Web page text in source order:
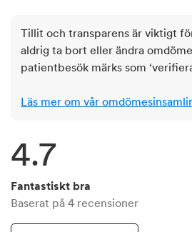
Tillit och transparens är viktigt
aldrig ta bort eller ändra
patientbesök märks som
Läs mer om vår
4.7
Fantastiskt bra
Baserat på 4 recensioner